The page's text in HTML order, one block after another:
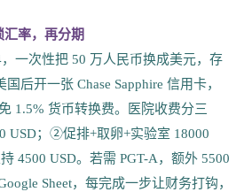
率，再分期
一次性把 50 万人民币换成美元，存
后开一张 Chase Sapphire 信用卡，
1.5% 货币转换费。医院收费分三
USD；②促排+取卵+实验室 18000
4500 USD。若需 PGT-A，额外 5500
Sheet，每完成一步让财务打钩，